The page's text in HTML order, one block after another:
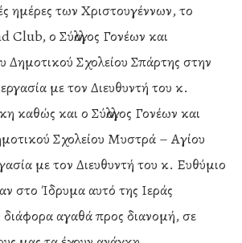
ημέρες των Χριστουγέννων, το
Club, ο Σύλλογος Γονέων και
Δημοτικού Σχολείου Σπάρτης στην
με τον Διευθυντή του κ.
καθώς και ο Σύλλογος Γονέων και
Σχολείου Μυστρά – Αγίου
με τον Διευθυντή του κ. Ευθύμιο
στο Ίδρυμα αυτό της Ιεράς
αγαθά προς διανομή, σε